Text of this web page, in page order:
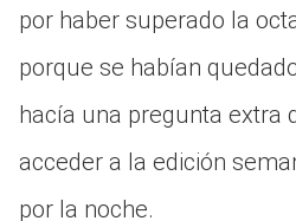
por haber superado la
porque se habían
hacía una pregunta extra
acceder a la edición
por la noche.